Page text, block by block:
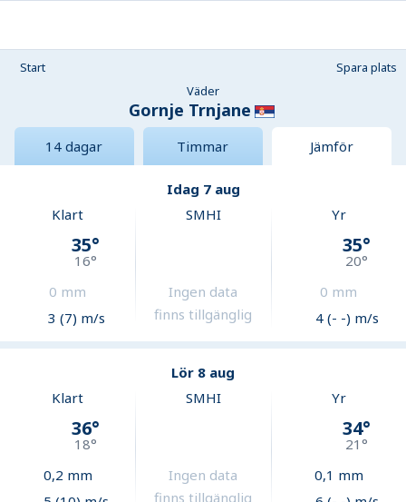
Start
Spara plats
Väder
Gornje Trnjane
14 dagar Timmar Jämför
Idag 7 aug
Klart
35°
16°
0 mm
3 (7) m/s
SMHI
Ingen data
finns tillgänglig
Yr
35°
20°
0 mm
4 (- -) m/s
Lör 8 aug
Klart
36°
18°
0,2 mm
SMHI
Ingen data
finns tillgänglig
Yr
34°
21°
0,1 mm